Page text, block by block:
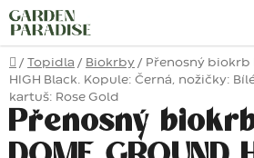
Přejít
na
obsah
Domů
/ Topidla / Biokrby / Přenosný biokrb
HIGH Black. Kopule: Černá, nožičky:
kartuš: Rose Gold
Přenosný